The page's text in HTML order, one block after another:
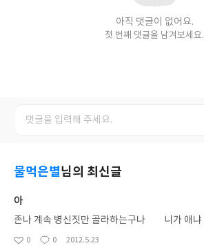
아직 댓글이 없어요.
첫 번째 댓글을 남겨보세요.
물먹은별님의 최신글
아
존나 계속 병신짓만 골라하는구나 니가 애냐
좋
0
댓
0
작
2012.5.23